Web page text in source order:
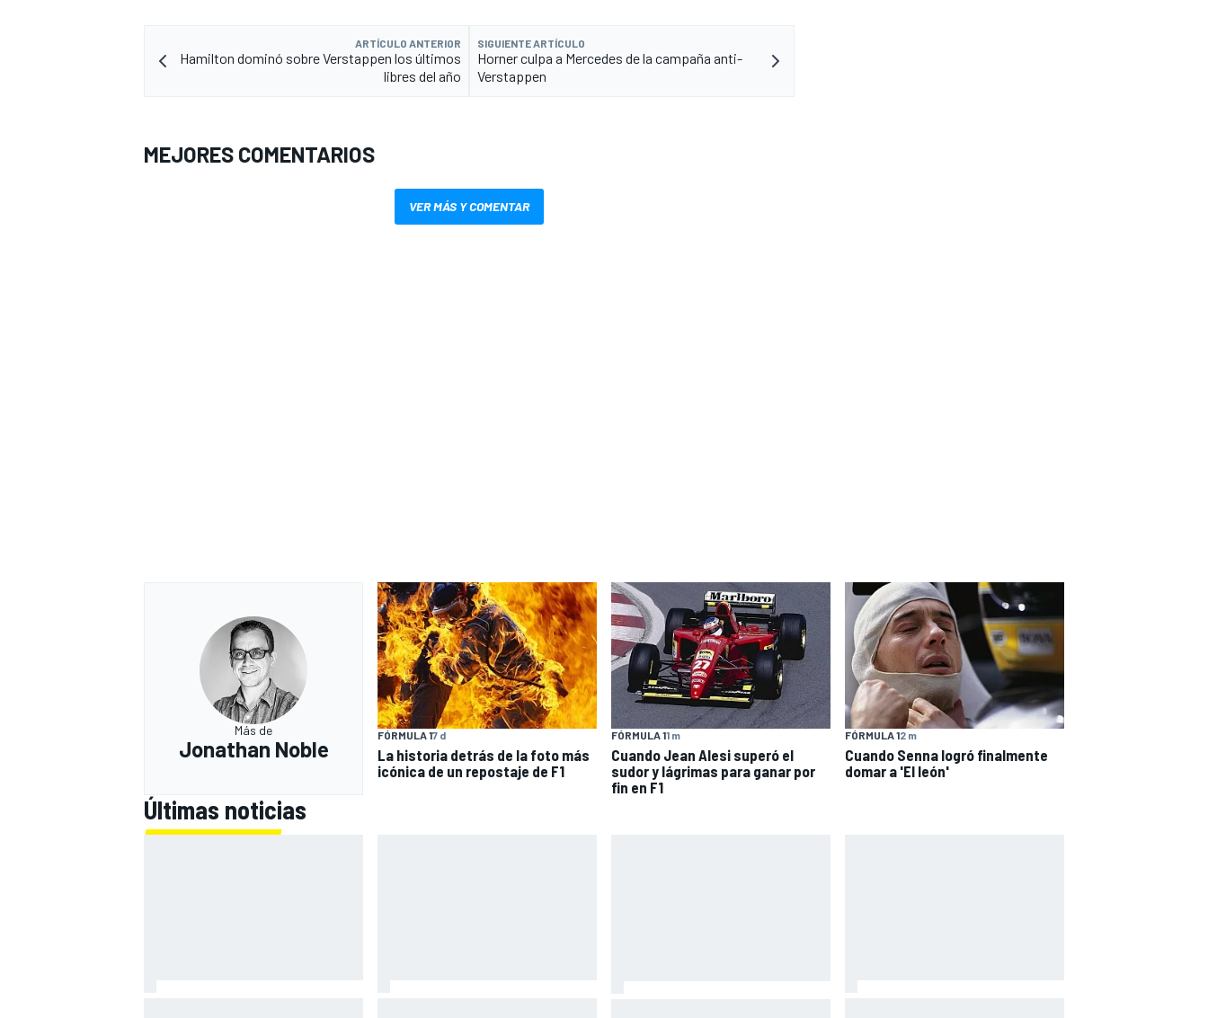
ARTÍCULO ANTERIOR
Hamilton dominó sobre Verstappen los últimos
libres del año
SIGUIENTE ARTÍCULO
Horner culpa a Mercedes de la campaña anti-
Verstappen
MEJORES COMENTARIOS
VER MÁS Y COMENTAR
Más de
Jonathan Noble
FÓRMULA 17 d
La historia detrás de la foto más
icónica de un repostaje de F1
FÓRMULA 11 m
Cuando Jean Alesi superó el
sudor y lágrimas para ganar por
fin en F1
FÓRMULA 12 m
Cuando Senna logró finalmente
domar a 'El león'
Últimas noticias